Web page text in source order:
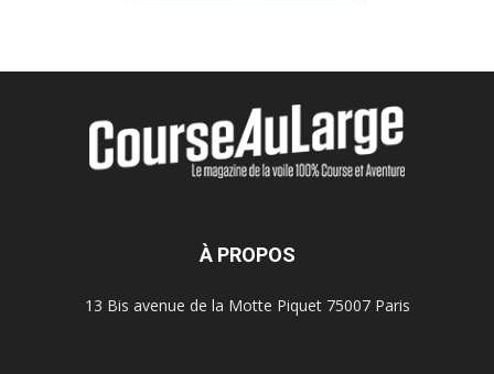
À PROPOS
13 Bis avenue de la Motte Piquet 75007 Paris